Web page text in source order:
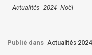
Actualités 2024 Noël
Publié dans Actualités 2024